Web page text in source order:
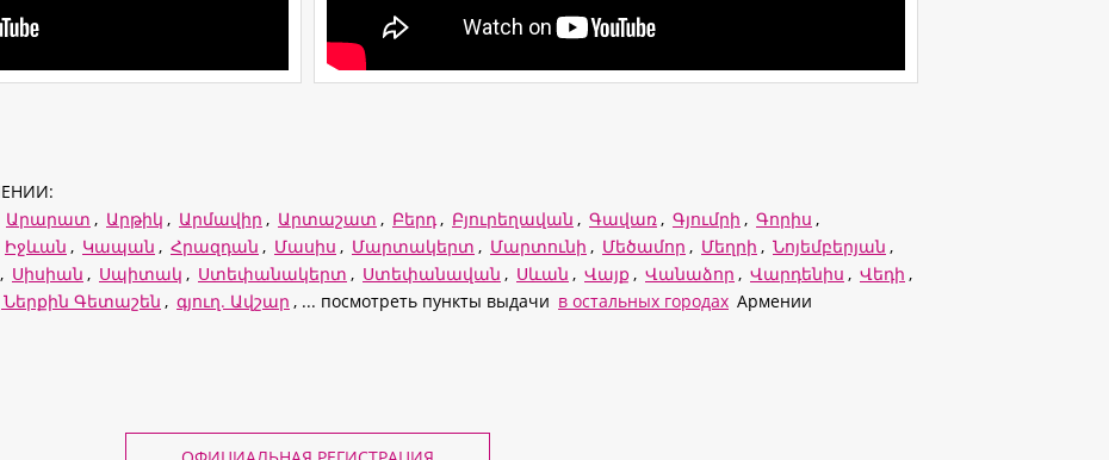
Արարատ , Արթիկ , Արմավիր , Արտաշատ , Բերդ, Բյուրեղավան , Գավառ, Գյումրի , Գորիս ,
Իջևան , Կապան , Հրազդան , Մասիս , Մարտակերտ , Մարտունի , Մեծամոր , Մեղրի , Նոյեմբերյան ,
, Սիսիան , Սպիտակ , Ստեփանակերտ , Ստեփանավան , Սևան , Վայք , Վանաձոր , Վարդենիս , Վեդի ,
Ներքին Գետաշեն , գյուղ. Ավշար , ... посмотреть пункты выдачи в остальных городах Армении